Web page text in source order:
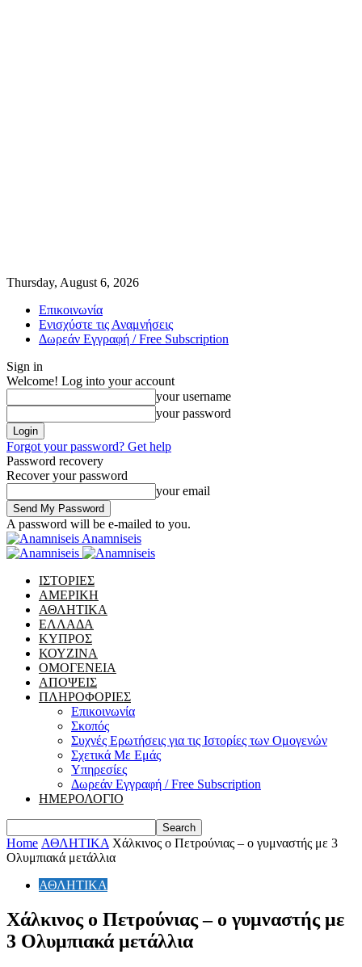
Thursday, August 6, 2026
Επικοινωνία
Ενισχύστε τις Αναμνήσεις
Δωρεάν Εγγραφή / Free Subscription
Sign in
Welcome! Log into your account
your username
your password
Forgot your password? Get help
Password recovery
Recover your password
your email
A password will be e-mailed to you.
Anamniseis
ΙΣΤΟΡΙΕΣ
ΑΜΕΡΙΚΗ
ΑΘΛΗΤΙΚΑ
ΕΛΛΑΔΑ
ΚΥΠΡΟΣ
ΚΟΥΖΙΝΑ
ΟΜΟΓΕΝΕΙΑ
ΑΠΟΨΕΙΣ
ΠΛΗΡΟΦΟΡΙΕΣ
Επικοινωνία
Σκοπός
Συχνές Ερωτήσεις για τις Ιστορίες των Ομογενών
Σχετικά Με Εμάς
Υπηρεσίες
Δωρεάν Εγγραφή / Free Subscription
ΗΜΕΡΟΛΟΓΙΟ
Home ΑΘΛΗΤΙΚΑ Χάλκινος ο Πετρούνιας – ο γυμναστής με 3
Ολυμπιακά μετάλλια
ΑΘΛΗΤΙΚΑ
Χάλκινος ο Πετρούνιας – ο γυμναστής με
3 Ολυμπιακά μετάλλια